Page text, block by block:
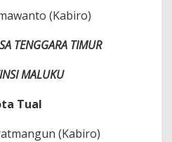
(Kabiro)
TENGGARA TIMUR
MALUKU
Tual
(Kabiro)